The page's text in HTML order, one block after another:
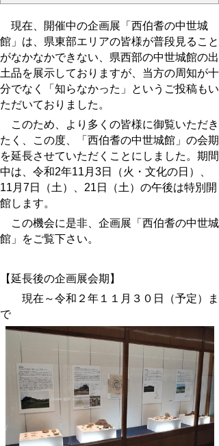
現在、開催中の企画展「西伯耆の中世城
館」は、県東部エリアの皆様が普段見ること
がなかなかできない、県西部の中世城館の出
土品を展示しておりますが、当方の周知が十
分でなく「知らなかった」というご投稿もい
ただいておりました。
このため、より多くの皆様に御覧いただき
たく、この度、「西伯耆の中世城館」の会期
を延長させていただくことにしました。期間
中は、令和2年11月3日（火・文化の日）、
11月7日（土）、21日（土）の午後は特別開
館します。
この機会に是非、企画展「西伯耆の中世城
館」をご覧下さい。
【延長後の企画展会期】
現在～令和２年１１月３０日（予定）ま
で